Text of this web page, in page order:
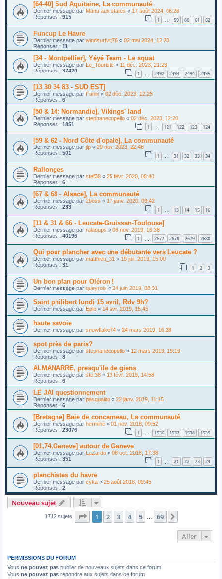
[64-40] Sud Aquitaine, La communauté
Dernier message par Manu aux states « 17 août 2024, 06:26
Réponses : 915 1 … 59 60 61 62
Funcup Le Havre
Dernier message par windsurfvtt76 « 02 mai 2024, 12:20
Réponses : 11
[34 - Montpellier], Yéyé Team - Le squat
Dernier message par Le_Touriste « 11 déc. 2023, 21:29
Réponses : 37420 1 … 2492 2493 2494 2495
[13 30 34 83 - SUD EST]
Dernier message par Funix « 02 déc. 2023, 12:25
Réponses : 6
[50 & 14: Normandie], Vikings' land
Dernier message par stephanecopello « 02 déc. 2023, 12:20
Réponses : 1851 1 121 122 123 124
[59 & 62 - Nord Côte d'opale], La communauté
Dernier message par jlp « 29 nov. 2023, 22:48
Réponses : 501 1 … 31 32 33 34
Rallonges
Dernier message par stef38 « 25 févr. 2020, 08:40
Réponses : 6
[67 & 68 - Alsace], La communauté
Dernier message par 2boss « 17 janv. 2020, 09:42
Réponses : 233 1 … 13 14 15 16
[11 & 31 & 66 - Leucate-Gruissan-Toulouse]
Dernier message par ralaoups « 06 nov. 2019, 16:38
Réponses : 40196 1 2677 2678 2679 2680
Qui pour plancher avec une débutante vers Leucate ?
Dernier message par matthieu_31 « 19 juil. 2019, 15:00
Réponses : 31 1 2 3
Un bon plan pour Oléron !
Dernier message par queyroix « 24 juin 2019, 08:31
Saint philibert lundi 15 avril, Rdv 9h?
Dernier message par Eole « 14 avr. 2019, 15:45
haute savoie
Dernier message par snowflake74 « 24 mars 2019, 16:28
spot près de paris?
Dernier message par stephanecopello « 12 mars 2019, 19:19
Réponses : 8
ALMANARRE, presqu'ile de giens
Dernier message par stef38 « 13 févr. 2019, 14:58
Réponses : 6
LE JAI questionnement
Dernier message par pasqualito « 22 janv. 2019, 11:15
Réponses : 6
[Bretagne] Baie de concarneau, La communauté
Dernier message par hermine « 01 nov. 2018, 09:52
Réponses : 23076 1 1536 1537 1538 1539
[01,74,Geneve] autour de Geneve
Dernier message par LeZardo « 08 oct. 2018, 17:38
Réponses : 351 1 21 22 23 24
planchistes du havre
Dernier message par cyka « 25 août 2018, 09:45
Réponses : 2
Nouveau sujet
1712 sujets Page 1sur69
1 2 3 4 5 69
Aller
PERMISSIONS DU FORUM
Vous ne pouvez pas publier de nouveaux sujets dans ce forum
Vous ne pouvez pas répondre aux sujets dans ce forum